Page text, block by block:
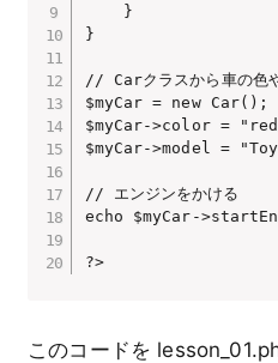
    }
}
// Carクラスから車の色
$myCar = new Car();
$myCar->color =
$myCar->model =
// エンジンをかける
echo $myCar-
?>
このコードを